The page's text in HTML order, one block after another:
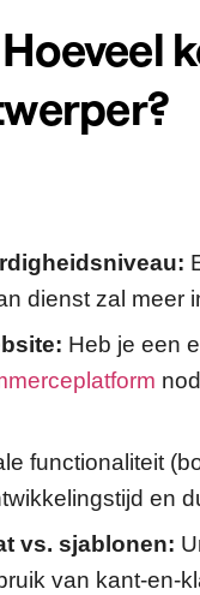
dienst zal meer
Heb je een
functionaliteit
en
vs. sjablonen:
van kant-en-